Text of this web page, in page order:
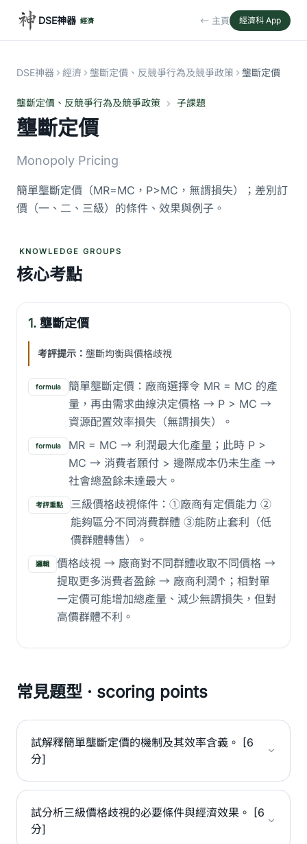
DSE神器 經濟 ← 主頁 經濟科 App
DSE神器 經濟 壟斷定價、反競爭行為及競爭政策 壟斷定價
壟斷定價、反競爭行為及競爭政策 子課題
壟斷定價
Monopoly Pricing
簡單壟斷定價（MR=MC，P>MC，無謂損失）；差別訂
價（一、二、三級）的條件、效果與例子。
KNOWLEDGE GROUPS
核心考點
1. 壟斷定價
考評提示： 壟斷均衡與價格歧視
formula
簡單壟斷定價：廠商選擇令 MR = MC 的產
量，再由需求曲線決定價格 → P > MC →
資源配置效率損失（無謂損失）。
formula
MR = MC → 利潤最大化產量；此時 P >
MC → 消費者願付 > 邊際成本仍未生產 →
社會總盈餘未達最大。
考評重點
三級價格歧視條件：①廠商有定價能力 ②
能夠區分不同消費群體 ③能防止套利（低
價群體轉售）。
邏輯
價格歧視 → 廠商對不同群體收取不同價格 →
提取更多消費者盈餘 → 廠商利潤↑；相對單
一定價可能增加總產量、減少無謂損失，但對
高價群體不利。
常見題型 · scoring points
試解釋簡單壟斷定價的機制及其效率含義。 [6
分]
試分析三級價格歧視的必要條件與經濟效果。 [6
分]